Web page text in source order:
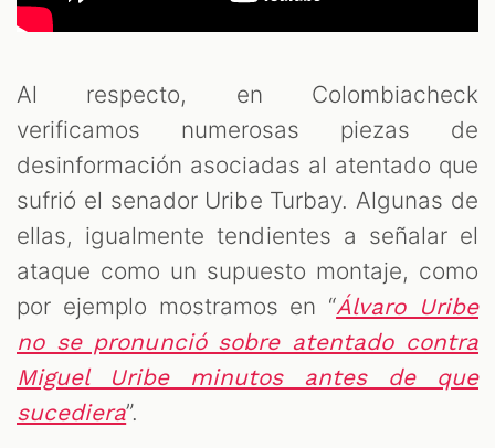
Al respecto, en Colombiacheck
verificamos numerosas piezas de
desinformación asociadas al atentado que
sufrió el senador Uribe Turbay. Algunas de
ellas, igualmente tendientes a señalar el
ataque como un supuesto montaje, como
por ejemplo mostramos en “Álvaro Uribe
no se pronunció sobre atentado contra
Miguel Uribe minutos antes de que
sucediera”.